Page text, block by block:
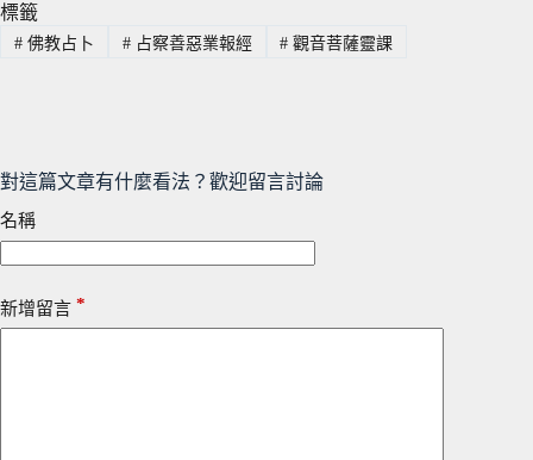
標籤
#佛教占卜 #占察善惡業報經 # 觀音菩薩靈課
對這篇文章有什麼看法？歡迎留言討論
名稱
新增留言 *